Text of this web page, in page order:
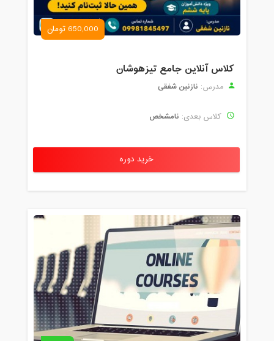
650,000 تومان
کلاس آنلاین جامع تیزهوشان
مدرس: نازنین شفقی
کلاس بعدی: نامشخص
خرید دوره